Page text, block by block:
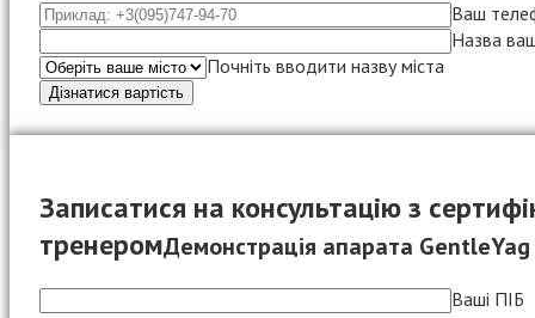
Ваш
Назва
Почніть вводити назву міста
Записатися на консультацію з
тренеромДемонстрація апарата GentleYag
Ваші ПІБ